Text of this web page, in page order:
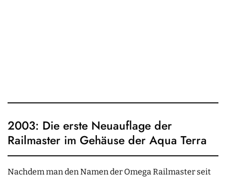
2003: Die erste Neuauflage der
Railmaster im Gehäuse der Aqua Terra
Nachdem man den Namen der Omega Railmaster seit